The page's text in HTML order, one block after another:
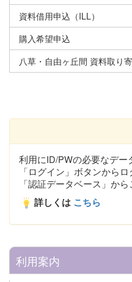
資料借用申込（ILL）
購入希望申込
八草・自由ヶ丘間 資料取り
利用にID/PWの必要なデ
「ログイン」ボタンから
「認証データベース」か
詳しくは こちら
利用案内